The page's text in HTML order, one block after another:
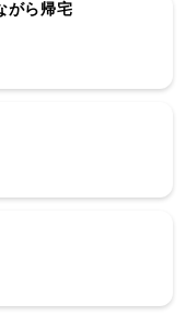
がら帰宅